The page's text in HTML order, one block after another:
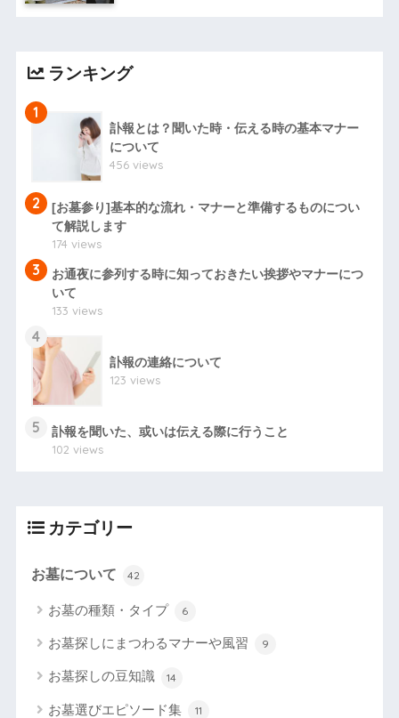
ランキング
1
訃報とは？聞いた時・伝える時の基本マナー
について
456 views
2
[お墓参り]基本的な流れ・マナーと準備するものについ
て解説します
174 views
3
お通夜に参列する時に知っておきたい挨拶やマナーにつ
いて
133 views
4
訃報の連絡について
123 views
5
訃報を聞いた、或いは伝える際に行うこと
102 views
カテゴリー
お墓について 42
お墓の種類・タイプ 6
お墓探しにまつわるマナーや風習 9
お墓探しの豆知識 14
お墓選びエピソード集 11